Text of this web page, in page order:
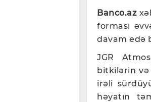
Banco.az
forması
davam edə
JGR
bitkilərin və
irəli
həyatın